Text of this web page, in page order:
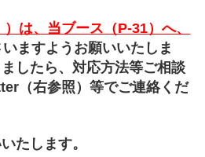
は、当ブース（P-31）へ、
ますようお願いいたしま
したら、対応方法等ご相談
（右参照）等でご連絡くだ
たします。